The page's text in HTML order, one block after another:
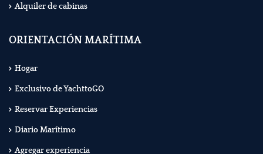
Alquiler de cabinas
ORIENTACIÓN MARÍTIMA
Hogar
Exclusivo de YachttoGO
Reservar Experiencias
Diario Marítimo
Agregar experiencia